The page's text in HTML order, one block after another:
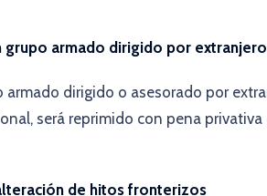
grupo armado dirigido por extranjero
armado dirigido o asesorado por
será reprimido con pena
de hitos fronterizos